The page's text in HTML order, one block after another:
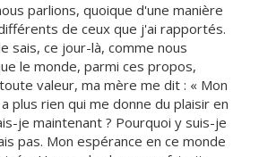
parlions, quoique d'une manière
de ceux que j'ai rapportés.
sais, ce jour-là, comme nous
le monde, parmi ces propos,
valeur, ma mère me dit : « Mon
plus rien qui me donne du plaisir en
je maintenant ? Pourquoi y suis-je
pas. Mon espérance en ce monde